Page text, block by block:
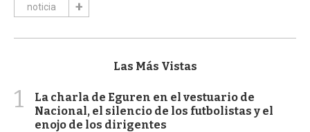
noticia
Las Más Vistas
1
La charla de Eguren en el vestuario de
Nacional, el silencio de los futbolistas y el
enojo de los dirigentes